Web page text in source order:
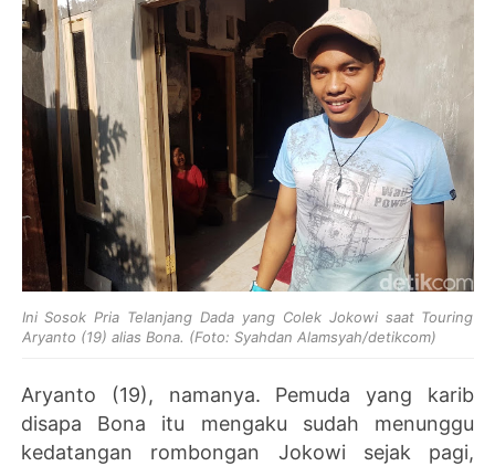
Ini Sosok Pria Telanjang Dada yang Colek Jokowi saat Touring
Aryanto (19) alias Bona. (Foto: Syahdan Alamsyah/detikcom)
Aryanto (19), namanya. Pemuda yang karib
disapa Bona itu mengaku sudah menunggu
kedatangan rombongan Jokowi sejak pagi,